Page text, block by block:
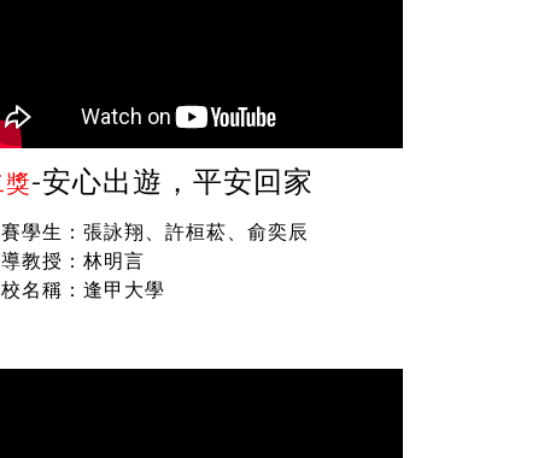
-安心出遊，平安回家
學生：張詠翔、許桓菘、俞奕辰
教授：林明言
名稱：逢甲大學